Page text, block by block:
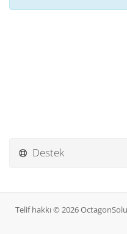
Destek
Telif hakkı © 2026